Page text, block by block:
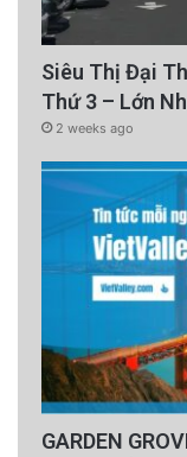
Siêu Thị Đại
Thứ 3 – Lớn
2 weeks ago
GARDEN